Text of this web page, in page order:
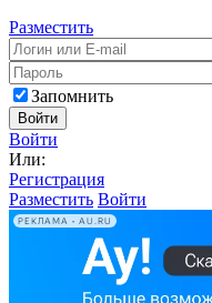
Разместить
Запомнить
Войти
Войти
Или:
Регистрация
Разместить Войти
РЕКЛАМА • AU.RU